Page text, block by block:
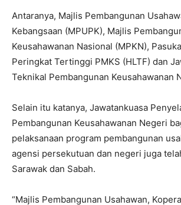
Antaranya, Majlis Pembangunan
Kebangsaan (MPUPK), Majlis
Keusahawanan Nasional (MPKN),
Peringkat Tertinggi PMKS (HLTF) dan
Teknikal Pembangunan Keusahawanan
Selain itu katanya, Jawatankuasa
Pembangunan Keusahawanan Negeri
pelaksanaan program pembangunan
agensi persekutuan dan negeri juga
Sarawak dan Sabah.
“Majlis Pembangunan Usahawan,